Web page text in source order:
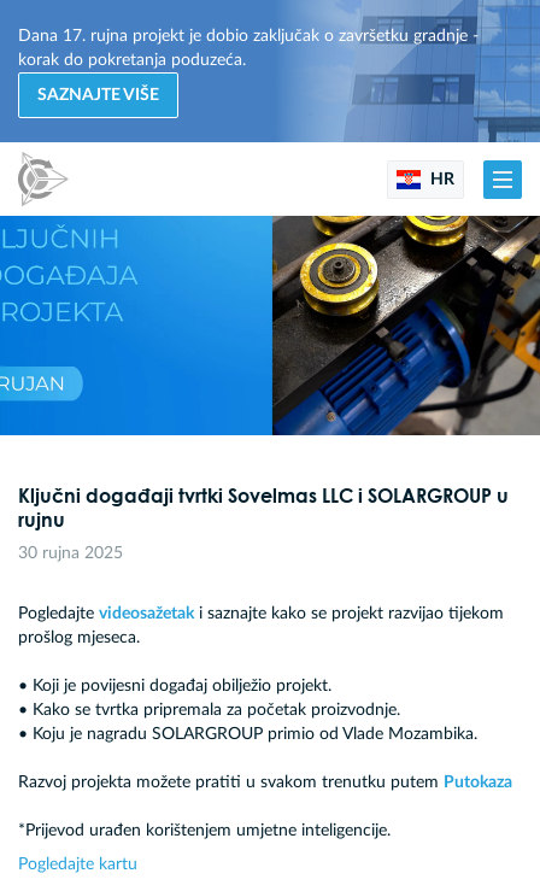
Dana 17. rujna projekt je dobio zaključak o završetku gradnje -
korak do pokretanja poduzeća.
SAZNAJTE VIŠE
HR
Ključni događaji tvrtki Sovelmas LLC i SOLARGROUP u
rujnu
30 rujna 2025
Pogledajte videosažetaki saznajte kako se projekt razvijao tijekom
prošlog mjeseca.
• Koji je povijesni događaj obilježio projekt.
• Kako se tvrtka pripremala za početak proizvodnje.
• Koju je nagradu SOLARGROUP primio od Vlade Mozambika.
Razvoj projekta možete pratiti u svakom trenutku putem Putokaza
*Prijevod urađen korištenjem umjetne inteligencije.
Pogledajte kartu